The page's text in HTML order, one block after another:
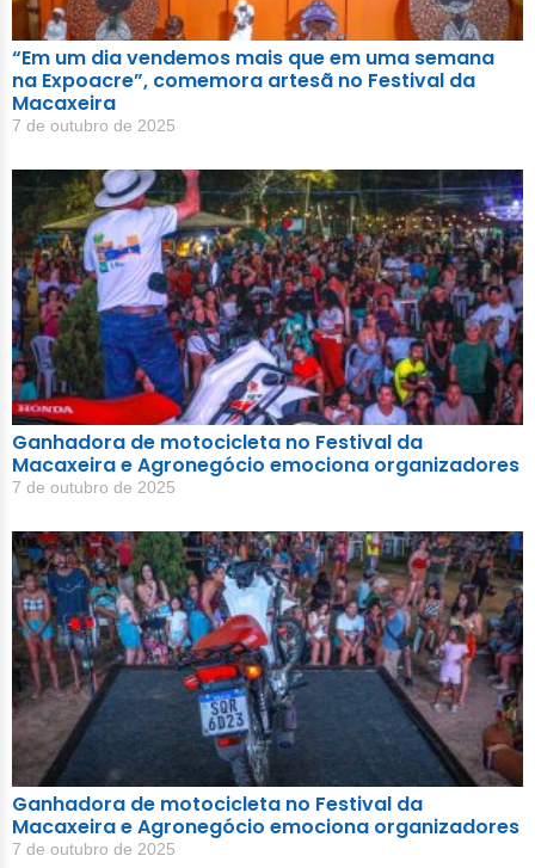
“Em um dia vendemos mais que em uma semana
na Expoacre”, comemora artesã no Festival da
Macaxeira
7 de outubro de 2025
Ganhadora de motocicleta no Festival da
Macaxeira e Agronegócio emociona organizadores
7 de outubro de 2025
Ganhadora de motocicleta no Festival da
Macaxeira e Agronegócio emociona organizadores
7 de outubro de 2025